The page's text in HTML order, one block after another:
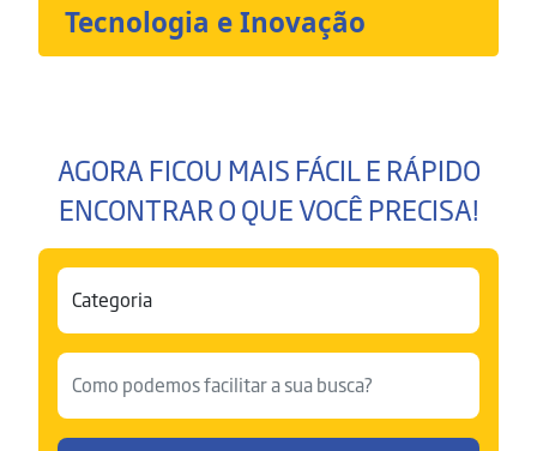
Tecnologia e Inovação
AGORA FICOU MAIS FÁCIL E RÁPIDO
ENCONTRAR O QUE VOCÊ PRECISA!